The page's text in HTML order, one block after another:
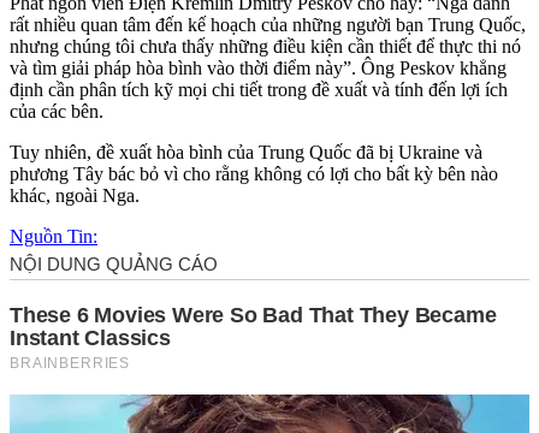
rất nhiều quan tâm đến kế hoạch của những người bạn Trung Quốc,
nhưng chúng tôi chưa thấy những điều kiện cần thiết để thực thi nó
và tìm giải pháp hòa bình vào thời điểm này”. Ông Peskov khẳng
định cần phân tích kỹ mọi chi tiết trong đề xuất và tính đến lợi ích
của các bên.
Tuy nhiên, đề xuất hòa bình của Trung Quốc đã bị Ukraine và
phương Tây bác bỏ vì cho rằng không có lợi cho bất kỳ bên nào
khác, ngoài Nga.
Nguồn Tin: